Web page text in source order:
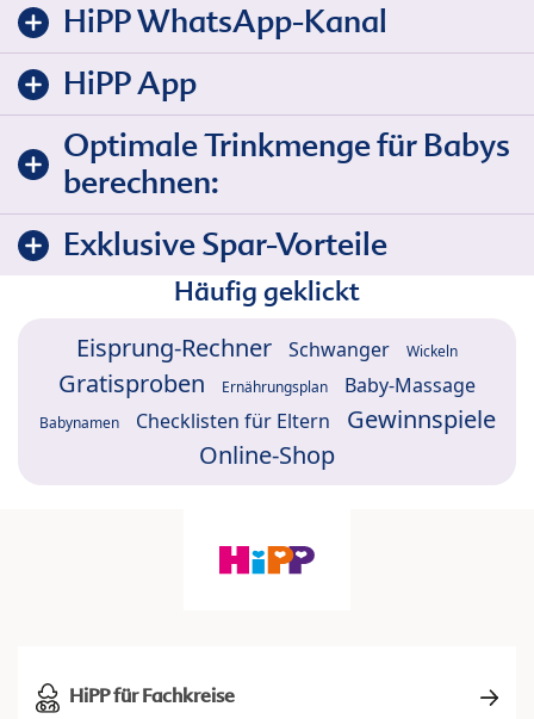
HiPP WhatsApp-Kanal
HiPP App
Optimale Trinkmenge für Babys
berechnen:
Exklusive Spar-Vorteile
Häufig geklickt
Eisprung-Rechner Schwanger Wickeln
Gratisproben Ernährungsplan Baby-Massage
Babynamen Checklisten für Eltern
Gewinnspiele
Online-Shop
HiPP für Fachkreise